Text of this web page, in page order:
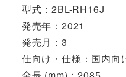
型式：2BL-RH16J
発売年：2021
発売月：3
仕向け・仕様：国内向